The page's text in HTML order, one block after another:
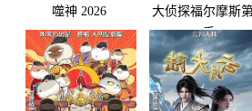
噬神 2026
大侦探福尔摩斯第
二季